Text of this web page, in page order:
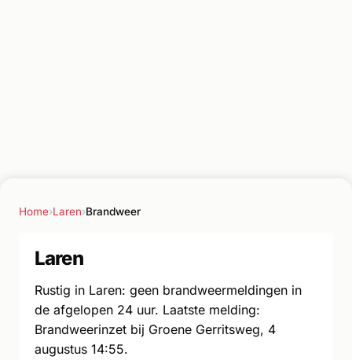
Home›Laren›Brandweer
Laren
Rustig in Laren: geen brandweermeldingen in
de afgelopen 24 uur. Laatste melding:
Brandweerinzet bij Groene Gerritsweg, 4
augustus 14:55.